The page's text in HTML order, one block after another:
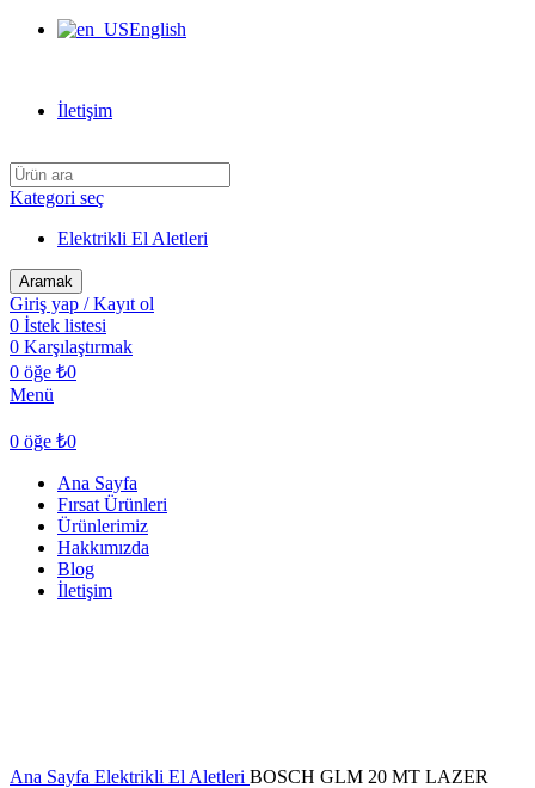
English
İletişim
Kategori seç
Elektrikli El Aletleri
Aramak
Giriş yap / Kayıt ol
0 İstek listesi
0 Karşılaştırmak
0 öğe ₺0
Menü
0 öğe ₺0
Ana Sayfa
Fırsat Ürünleri
Ürünlerimiz
Hakkımızda
Blog
İletişim
Ana Sayfa Elektrikli El Aletleri BOSCH GLM 20 MT LAZER